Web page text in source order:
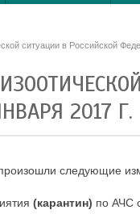
ситуации в Российской
2017 Г.
следующие
(карантин) по АЧС